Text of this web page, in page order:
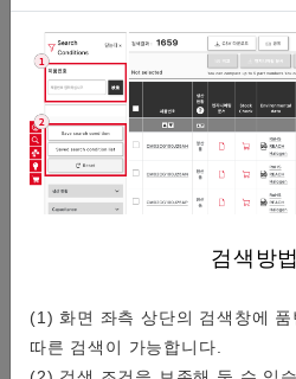
검색방법
(1) 화면 좌측 상단의 검색창에
따른 검색이 가능합니다.
크리스탈 제품기술적
차량 통신용
교세라에서는 새롭게 차량 통신 용